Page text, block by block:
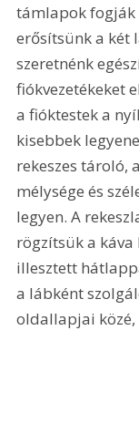
támlapok fogják
erősítsünk a két
szeretnénk
fiókvezetékeket
a fióktestek a
kisebbek
rekeszes tároló,
mélysége és
legyen. A
rögzítsük a
illesztett
a lábként
oldallapjai közé,